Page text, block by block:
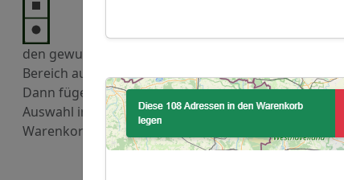
den gewuenschten
Bereich auf der Karte.
Dann fügen Sie diese
Auswahl in den
Warenkorb hinzu.